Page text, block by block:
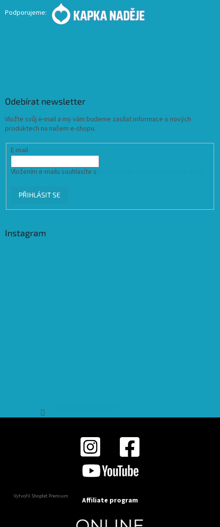
Podporujeme:
Odebírat newsletter
Vložte svůj e-mail a my vám budeme zasílat informace o nových
produktech na našem e-shopu.
E-mail
Vložením e-mailu souhlasíte s
PŘIHLÁSIT SE
Instagram
Vytvořil Shoptet Premium Affiliate program